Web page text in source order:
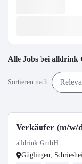
Alle Jobs bei alldrink
Sortieren nach
Verkäufer (m/w/
alldrink GmbH
Güglingen,